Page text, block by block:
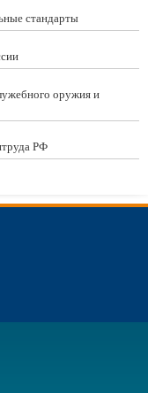
стандарты
оружия и
РФ